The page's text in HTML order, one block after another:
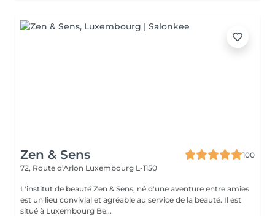
Zen & Sens
100
72, Route d'Arlon Luxembourg L-1150
L'institut de beauté Zen & Sens, né d'une aventure entre amies
est un lieu convivial et agréable au service de la beauté. Il est
situé à Luxembourg Be...